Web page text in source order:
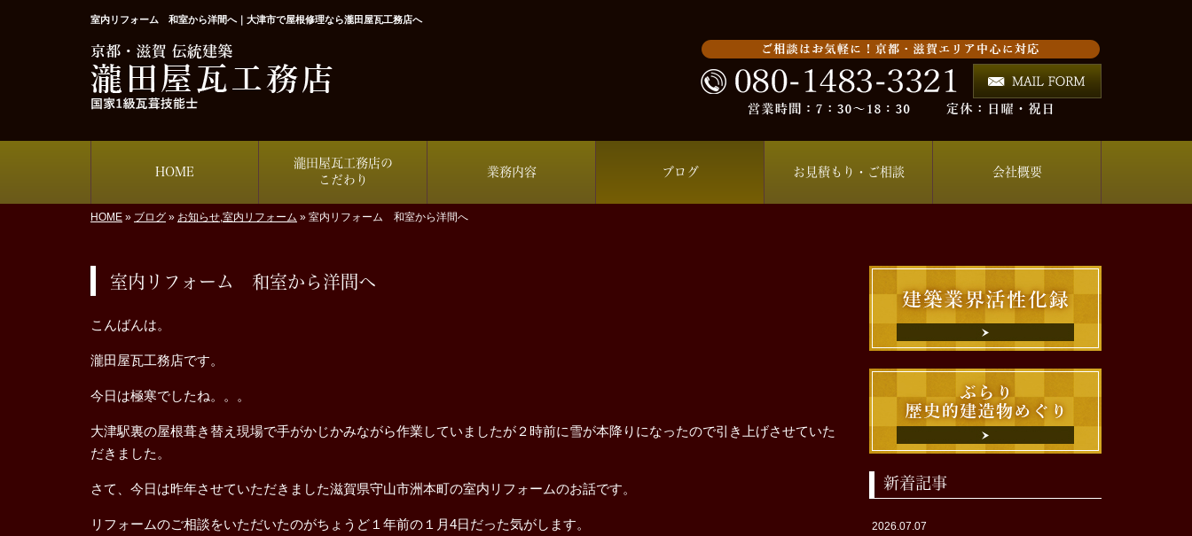
室内リフォーム 和室から洋間へ｜大津市で屋根修理なら瀧田屋瓦工務店へ
HOME
瀧田屋瓦工務店の
こだわり
業務内容 ブログ お見積もり・ご相談 会社概要
HOME » ブログ » お知らせ,室内リフォーム » 室内リフォーム 和室から洋間へ
室内リフォーム 和室から洋間へ
こんばんは。
瀧田屋瓦工務店です。
今日は極寒でしたね。。。
大津駅裏の屋根葺き替え現場で手がかじかみながら作業していましたが２時前に雪が本降りになったので引き上げさせていた
だきました。
さて、今日は昨年させていただきました滋賀県守山市洲本町の室内リフォームのお話です。
リフォームのご相談をいただいたのがちょうど１年前の１月4日だった気がします。
新着記事
2026.07.07